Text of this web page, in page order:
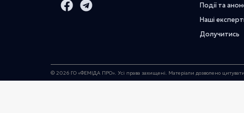
Події та
Наші
Долучитись
© 2026 ГО «ФЕМІДА ПРО». Усі права захищені. Матеріали дозволено